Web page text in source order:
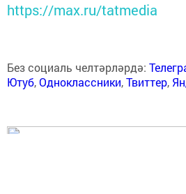
https://max.ru/tatmedia
Без социаль челтәрләрдә:
Ютуб,Одноклассники,Твиттер,